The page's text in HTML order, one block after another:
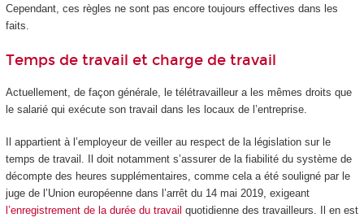
Cependant, ces règles ne sont pas encore toujours effectives dans les
faits.
Temps de travail et charge de travail
Actuellement, de façon générale, le télétravailleur a les mêmes droits que
le salarié qui exécute son travail dans les locaux de l’entreprise.
Il appartient à l’employeur de veiller au respect de la législation sur le
temps de travail. Il doit notamment s’assurer de la fiabilité du système de
décompte des heures supplémentaires, comme cela a été souligné par le
juge de l’Union européenne dans l’arrêt du 14 mai 2019, exigeant
l’enregistrement de la durée du travail quotidienne des travailleurs. Il en est